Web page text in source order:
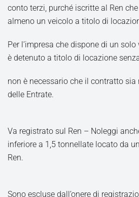
conto terzi, purché iscritte al Ren
almeno un veicolo a titolo di
Per l’impresa che dispone di un
è detenuto a titolo di locazione
non è necessario che il contratto sia
delle Entrate.
Va registrato sul Ren – Noleggi
inferiore a 1,5 tonnellate locato da
Ren.
Sono escluse dall’onere di